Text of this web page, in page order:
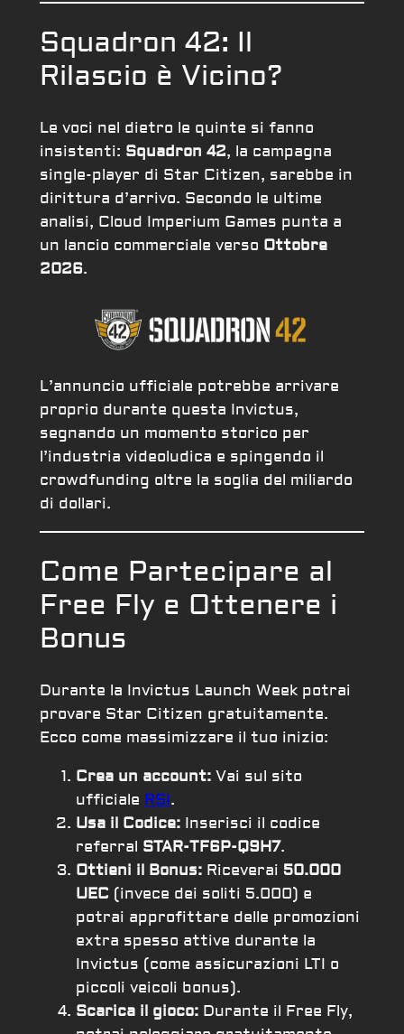
Squadron 42: Il
Rilascio è Vicino?
Le voci nel dietro le quinte si fanno
insistenti: Squadron 42, la campagna
single-player di Star Citizen, sarebbe in
dirittura d’arrivo. Secondo le ultime
analisi, Cloud Imperium Games punta a
un lancio commerciale verso Ottobre
2026.
L’annuncio ufficiale potrebbe arrivare
proprio durante questa Invictus,
segnando un momento storico per
l’industria videoludica e spingendo il
crowdfunding oltre la soglia del miliardo
di dollari.
Come Partecipare al
Free Fly e Ottenere i
Bonus
Durante la Invictus Launch Week potrai
provare Star Citizen gratuitamente.
Ecco come massimizzare il tuo inizio:
Crea un account:Vai sul sito
ufficiale RSI.
Usa il Codice:Inserisci il codice
referral STAR-TF6P-Q9H7.
Ottieni il Bonus:Riceverai 50.000
UEC (invece dei soliti 5.000) e
potrai approfittare delle promozioni
extra spesso attive durante la
Invictus (come assicurazioni LTI o
piccoli veicoli bonus).
Scarica il gioco:Durante il Free Fly,